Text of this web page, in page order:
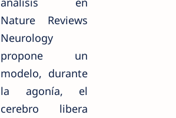
Nature Reviews
Neurology
propone un
modelo, durante
la agonía, el
cerebro libera